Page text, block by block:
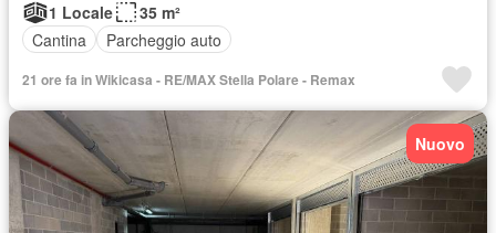
1 Locale
35 m²
Cantina
Parcheggio auto
21 ore fa in Wikicasa - RE/MAX Stella Polare - Remax
Nuovo